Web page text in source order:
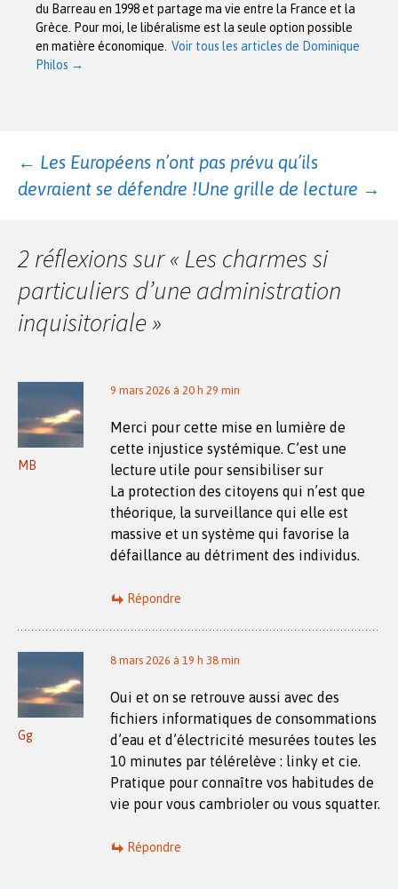
du Barreau en 1998 et partage ma vie entre la France et la
Grèce. Pour moi, le libéralisme est la seule option possible
en matière économique. Voir tous les articles de Dominique
Philos →
Navigation
articles
← Les Européens n’ont pas prévu qu’ils
devraient se défendre !Une grille de lecture →
2 réflexions sur « Les charmes si
particuliers d’une administration
inquisitoriale»
MB
9 mars 2026 à 20 h 29 min
Merci pour cette mise en lumière de
cette injustice systémique. C’est une
lecture utile pour sensibiliser sur
La protection des citoyens qui n’est que
théorique, la surveillance qui elle est
massive et un système qui favorise la
défaillance au détriment des individus.
Répondre
Gg
8 mars 2026 à 19 h 38 min
Oui et on se retrouve aussi avec des
fichiers informatiques de consommations
d’eau et d’électricité mesurées toutes les
10 minutes par télérelève : linky et cie.
Pratique pour connaître vos habitudes de
vie pour vous cambrioler ou vous squatter.
Répondre